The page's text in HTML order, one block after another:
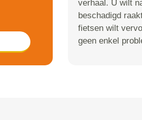
verhaal. U wilt
beschadigd
fietsen wilt
geen enkel